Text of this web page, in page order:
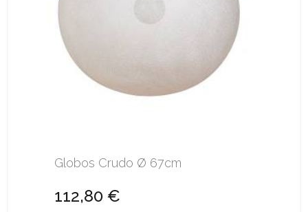
Globos Crudo Ø 67cm
112,80 €